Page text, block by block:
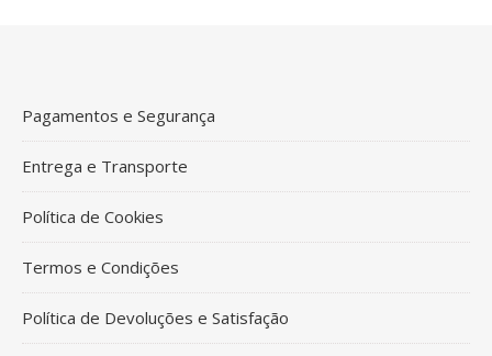
Pagamentos e Segurança
Entrega e Transporte
Política de Cookies
Termos e Condições
Política de Devoluções e Satisfação